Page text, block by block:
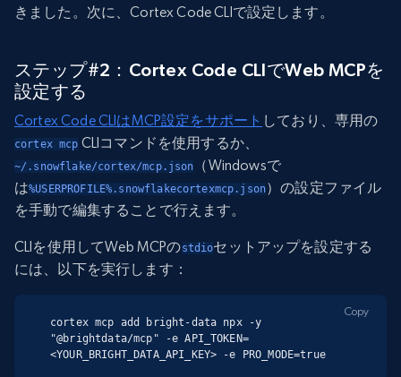
きました。次に、Cortex Code CLIで設定します。
ステップ#2：Cortex Code CLIでWeb MCPを
設定する
Cortex Code CLIはMCP設定をサポート しており、専用の
cortex mcp CLIコマンドを使用するか、
~/.snowflake/cortex/mcp.json
（Windowsで
は%USERPROFILE%.snowflakecortexmcp.json）の設定ファイル
を手動で編集することで行えます。
CLIを使用してWeb MCPのstdioセットアップを設定する
には、以下を実行します：
cortex mcp add bright-data npx -y
"@brightdata/mcp" -e API_TOKEN=
<YOUR_BRIGHT_DATA_API_KEY> -e PRO_MODE=true
Copy